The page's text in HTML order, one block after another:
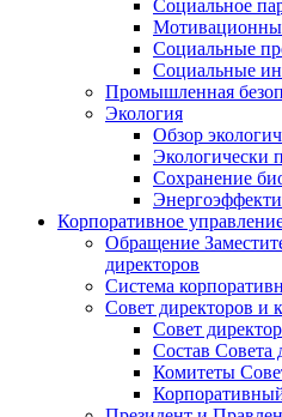
Социальное
Социальные
Социальные
Промышленная
Экология
Обзор
Экологически
Сохранение
Корпоративное
Обращение
директоров
Система
Совет директоров и
Совет
Состав Совета
Комитеты